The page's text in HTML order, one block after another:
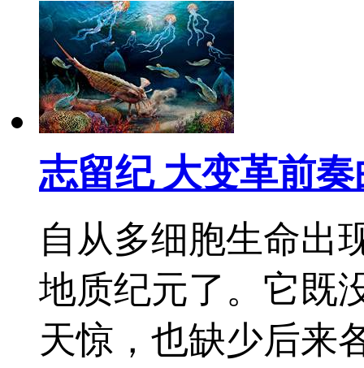
志留纪 大变革前奏
自从多细胞生命出
地质纪元了。它既
天惊，也缺少后来